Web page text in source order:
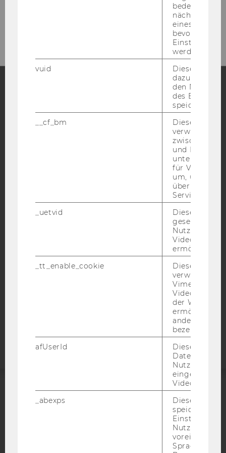
Blog
Bluesky
IMPRESSUM
BARRIEREFREIHEITSERKLÄRUNG WEBSEITE
DATENSCHUTZERKLÄRUNG SOCIAL MEDIA
DATENSCHUTZERKLÄRUNG
STUDIENBEWERBER*INNEN UND STUDIERENDE
Barrierefreiheitserklärung
ACCREDITED BY:
bedeutet,
nächsten
eines Vimeo-
bevorzugten
werden.
vuid
Dieser
dazu
den
des
speichern.
__cf_bm
Dieses
verwendet,
zwischen
und Bots zu
für Vimeo
um, um
über die
Service zu
_uetvid
Dieses
gesetzt, um
Nutzung des
Videoplayers
ermöglichen
_tt_enable_cookie
Dieses
verwendet,
Vimeo-
der WU-
ermöglichen
andere nicht
bezeichnete
afUserId
Dieses
Daten von
Videos
_abexps
Dieses Cookie
speichert
Nutzer*in, zB.
Sprache,